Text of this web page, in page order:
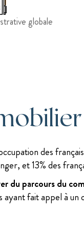
globale
des
et 13% des
du parcours du
fait appel à